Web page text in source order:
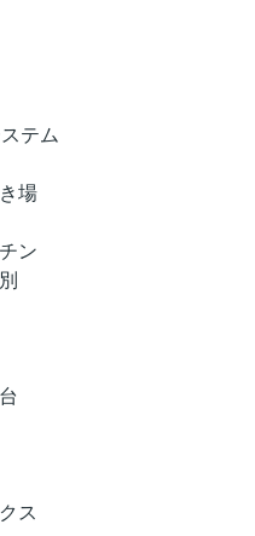
テム
場
ン
ス